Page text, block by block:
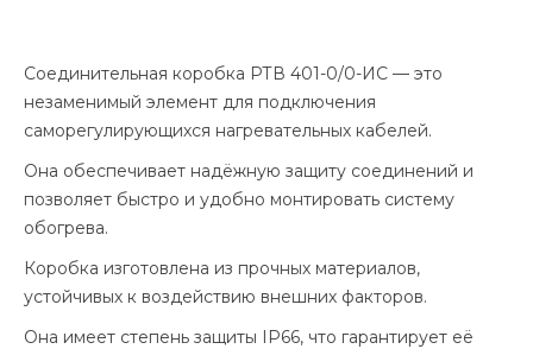
Соединительная коробка РТВ 401-0/0-ИС — это
незаменимый элемент для подключения
саморегулирующихся нагревательных кабелей.
Она обеспечивает надёжную защиту соединений и
позволяет быстро и удобно монтировать систему
обогрева.
Коробка изготовлена из прочных материалов,
устойчивых к воздействию внешних факторов.
Она имеет степень защиты IP66, что гарантирует её